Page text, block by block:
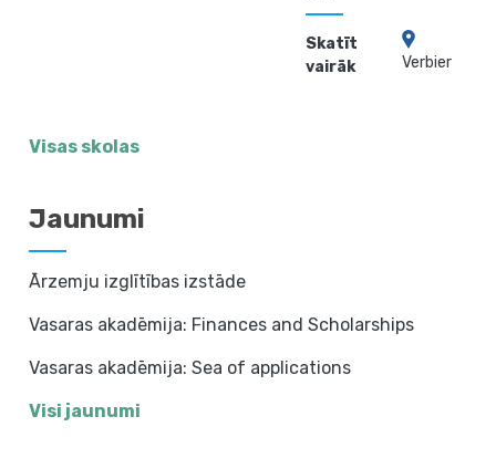
Skatīt
vairāk
Verbier
Visas skolas
Jaunumi
Ārzemju izglītības izstāde
Vasaras akadēmija: Finances and Scholarships
Vasaras akadēmija: Sea of applications
Visi jaunumi